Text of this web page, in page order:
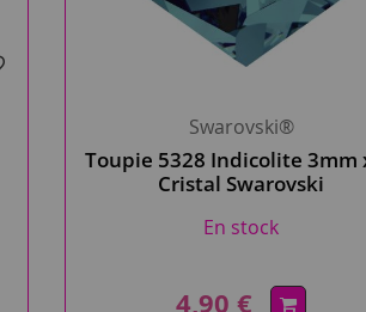
Swarovski®
Toupie 5328 Indicolite 3mm
Cristal Swarovski
En stock
4,90 €